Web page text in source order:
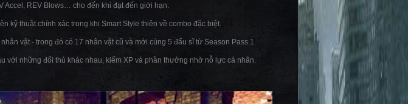
Accel, REV Blows… cho đến khi đạt đến giới hạn.
kỹ thuật chính xác trong khi Smart Style thiên về combo đặc biệt.
vật - trong đó có 17 nhân vật cũ và mới cùng 5 đấu sĩ từ Season Pass 1.
với những đối thủ khác nhau, kiếm XP và phần thưởng nhờ nỗ lực cá nhân.